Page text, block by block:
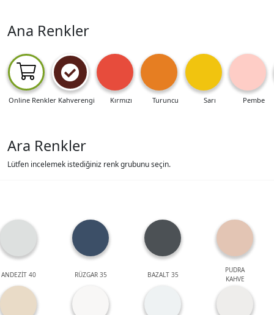
Ana Renkler
Online Renkler Kahverengi Kırmızı Turuncu Sarı Pembe
Ara Renkler
Lütfen incelemek istediğiniz renk grubunu seçin.
ANDEZİT 40 RÜZGAR 35 BAZALT 35
PUDRA
KAHVE